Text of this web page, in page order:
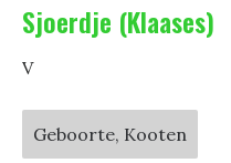
Sjoerdje (Klaases)
V
Geboorte, Kooten